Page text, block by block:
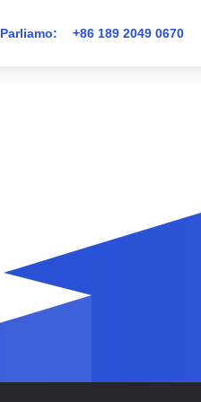
Parliamo: +86 189 2049 0670